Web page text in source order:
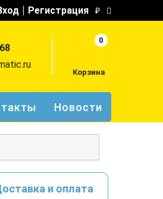
Регистрация ₽
Корзина
0
Новости
и оплата